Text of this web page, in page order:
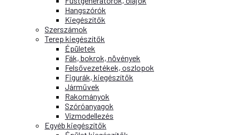
Hangszórók
Kiegészítők
Szerszámok
Terep kiegészítők
Épületek
Fák, bokrok, növények
Felsővezetékek, oszlopok
Figurák, kiegészítők
Járművek
Rakományok
Szóróanyagok
Vízmodellezés
Egyéb kiegészítők